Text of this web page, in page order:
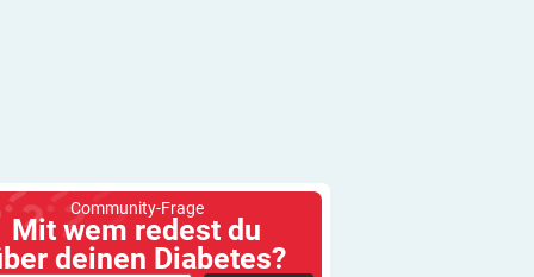
Community-Frage
Mit wem redest du
deinen Diabetes?